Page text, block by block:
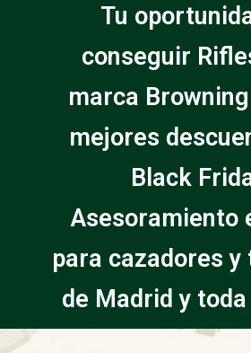
Tu
conseguir
marca
mejores
Black
Asesoramiento
para cazadores
de Madrid y toda